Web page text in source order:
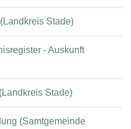
Stade)
- Auskunft
Stade)
(Samtgemeinde